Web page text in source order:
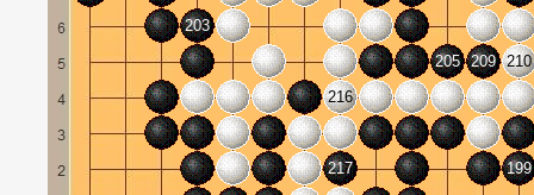
199
203
205 209 210
216
217